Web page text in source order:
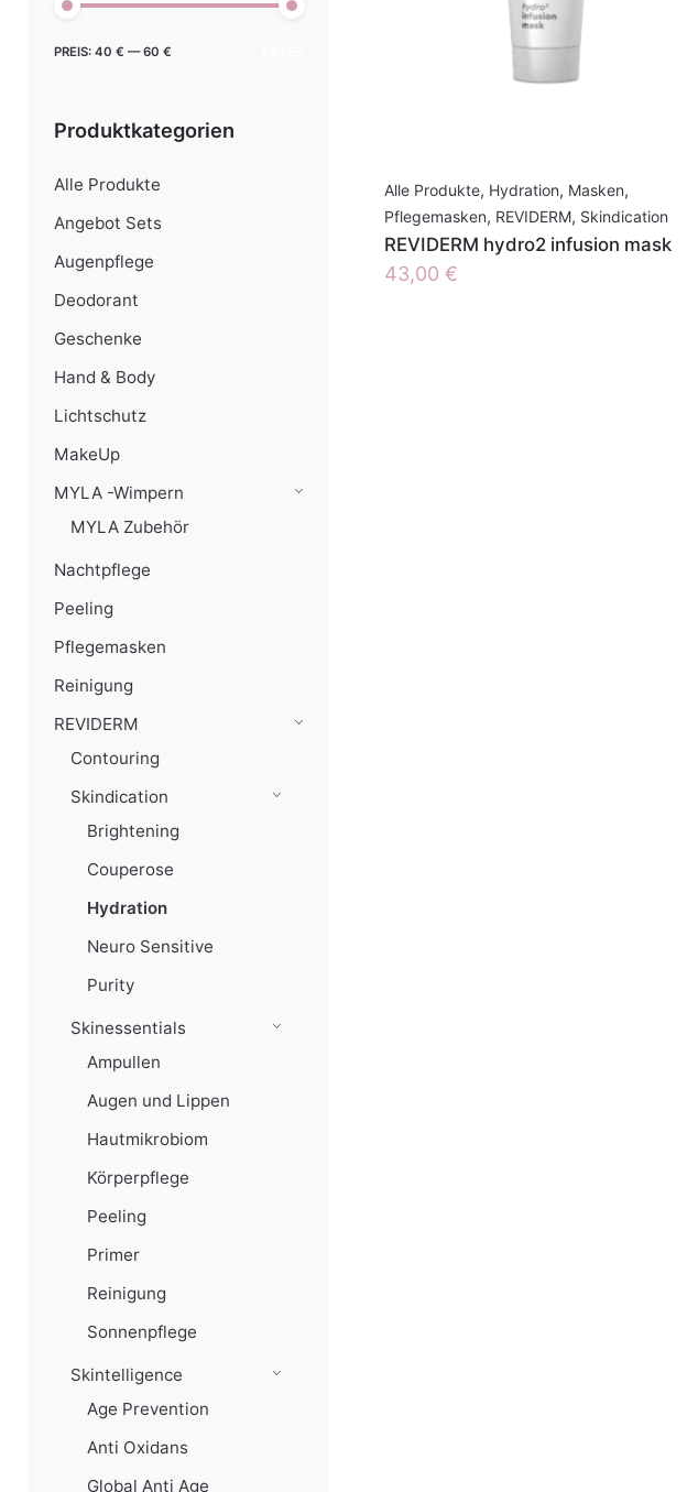
Min.
Max.
PREIS: 40 € —60 €
Produktkategorien
Alle Produkte
Angebot Sets
Augenpflege
Deodorant
Geschenke
Hand & Body
Lichtschutz
MakeUp
MYLA -Wimpern
MYLA Zubehör
Nachtpflege
Peeling
Pflegemasken
Reinigung
REVIDERM
Contouring
Skindication
Brightening
Couperose
Hydration
Neuro Sensitive
Purity
Skinessentials
Ampullen
Augen und Lippen
Hautmikrobiom
Körperpflege
Peeling
Primer
Reinigung
Sonnenpflege
Skintelligence
Age Prevention
Anti Oxidans
Global Anti Age
Alle Produkte, Hydration, Masken,
Pflegemasken, REVIDERM, Skindication
REVIDERM hydro2 infusion mask
43,00 €